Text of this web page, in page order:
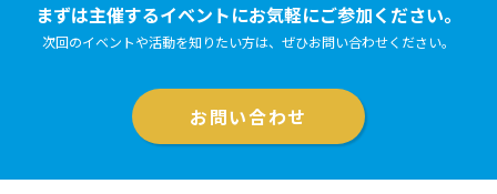
まずは主催するイベントにお気軽にご参加ください。
次回のイベントや活動を知りたい方は、ぜひお問い合わせください。
お問い合わせ